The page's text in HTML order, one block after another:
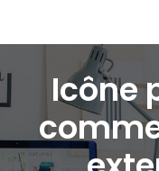
Icône